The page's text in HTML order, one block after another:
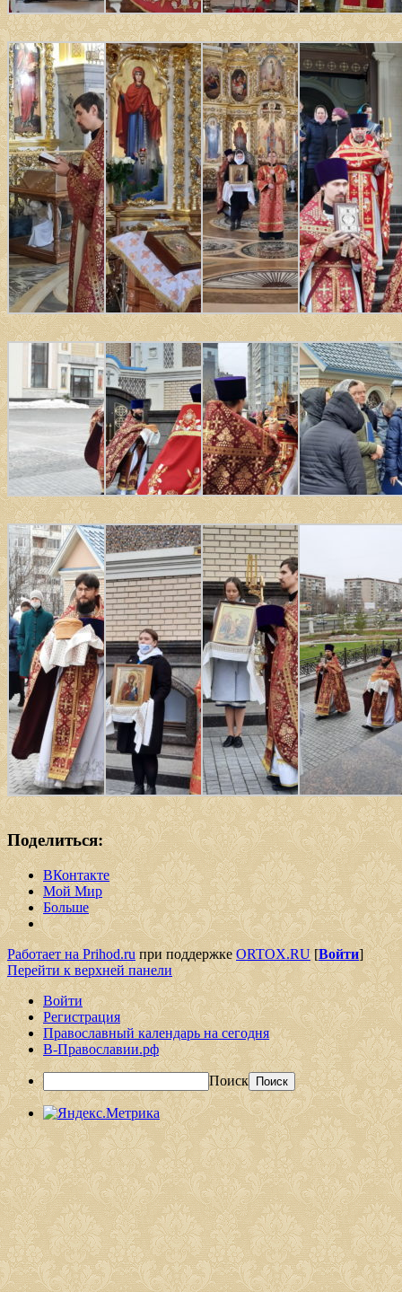
Поделиться:
ВКонтакте
Мой Мир
Больше
Работает на Prihod.ruпри поддержкеORTOX.RU[Войти]
Перейти к верхней панели
Войти
Регистрация
Православный календарь на сегодня
В-Православии.рф
Поиск